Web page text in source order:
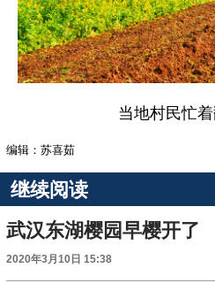
当地村民忙
编辑：苏喜茹
继续阅读
武汉东湖樱园早樱开了
2020年3月10日 15:38